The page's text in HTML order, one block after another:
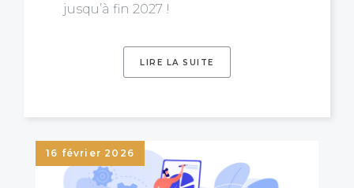
jusqu’à fin 2027 !
LIRE LA SUITE
16 février 2026